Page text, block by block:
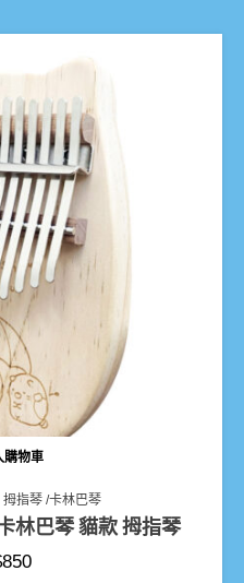
購物車
拇指琴 /卡林巴琴
林巴琴 貓款 拇指琴
850